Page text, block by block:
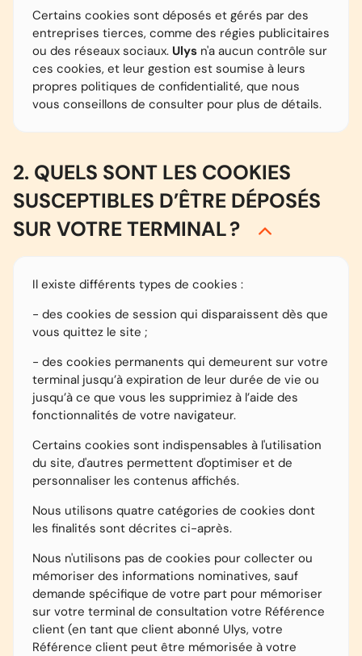
Certains cookies sont déposés et gérés par des
entreprises tierces, comme des régies publicitaires
ou des réseaux sociaux. Ulys n'a aucun contrôle sur
ces cookies, et leur gestion est soumise à leurs
propres politiques de confidentialité, que nous
vous conseillons de consulter pour plus de détails.
2. QUELS SONT LES COOKIES
SUSCEPTIBLES D’ÊTRE DÉPOSÉS
SUR VOTRE TERMINAL ?
Il existe différents types de cookies :
- des cookies de session qui disparaissent dès que
vous quittez le site ;
- des cookies permanents qui demeurent sur votre
terminal jusqu’à expiration de leur durée de vie ou
jusqu’à ce que vous les supprimiez à l’aide des
fonctionnalités de votre navigateur.
Certains cookies sont indispensables à l'utilisation
du site, d'autres permettent d'optimiser et de
personnaliser les contenus affichés.
Nous utilisons quatre catégories de cookies dont
les finalités sont décrites ci-après.
Nous n'utilisons pas de cookies pour collecter ou
mémoriser des informations nominatives, sauf
demande spécifique de votre part pour mémoriser
sur votre terminal de consultation votre Référence
client (en tant que client abonné Ulys, votre
Référence client peut être mémorisée à votre